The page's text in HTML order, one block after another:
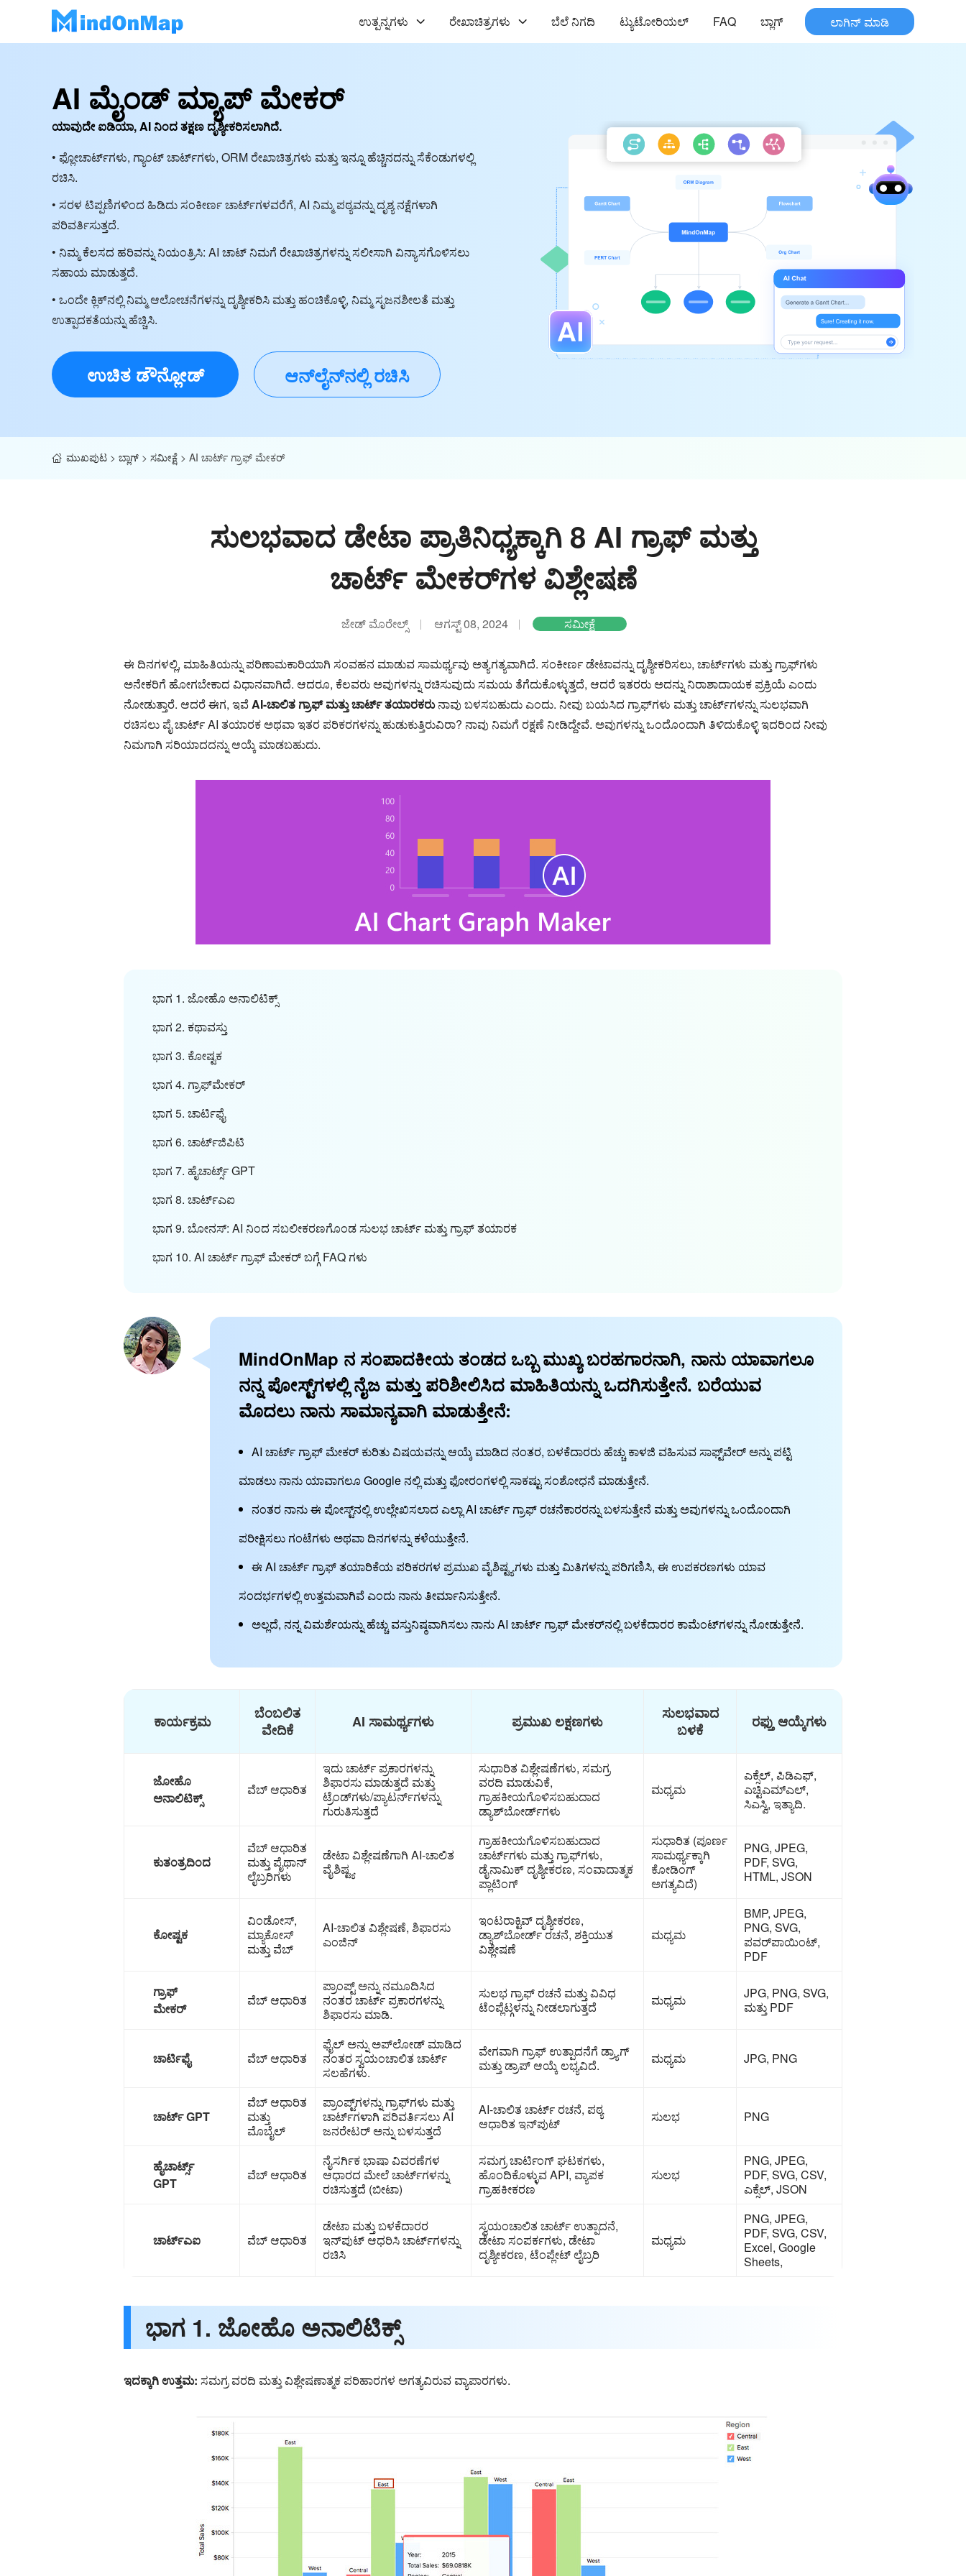
ಉತ್ಪನ್ನಗಳು ರೇಖಾಚಿತ್ರಗಳು ಬೆಲೆ ನಿಗದಿ ಟ್ಯುಟೋರಿಯಲ್ FAQ ಬ್ಲಾಗ್ ಲಾಗಿನ್ ಮಾಡಿ
AI ಮೈಂಡ್ ಮ್ಯಾಪ್ ಮೇಕರ್
ಯಾವುದೇ ಐಡಿಯಾ, AI ನಿಂದ ತಕ್ಷಣ ದೃಶ್ಯೀಕರಿಸಲಾಗಿದೆ.
• ಫ್ಲೋಚಾರ್ಟ್‌ಗಳು, ಗ್ಯಾಂಟ್ ಚಾರ್ಟ್‌ಗಳು, ORM ರೇಖಾಚಿತ್ರಗಳು ಮತ್ತು ಇನ್ನೂ ಹೆಚ್ಚಿನದನ್ನು ಸೆಕೆಂಡುಗಳಲ್ಲಿ
ರಚಿಸಿ.
• ಸರಳ ಟಿಪ್ಪಣಿಗಳಿಂದ ಹಿಡಿದು ಸಂಕೀರ್ಣ ಚಾರ್ಟ್‌ಗಳವರೆಗೆ, AI ನಿಮ್ಮ ಪಠ್ಯವನ್ನು ದೃಶ್ಯ ನಕ್ಷೆಗಳಾಗಿ
ಪರಿವರ್ತಿಸುತ್ತದೆ.
• ನಿಮ್ಮ ಕೆಲಸದ ಹರಿವನ್ನು ನಿಯಂತ್ರಿಸಿ: AI ಚಾಟ್ ನಿಮಗೆ ರೇಖಾಚಿತ್ರಗಳನ್ನು ಸಲೀಸಾಗಿ ವಿನ್ಯಾಸಗೊಳಿಸಲು
ಸಹಾಯ ಮಾಡುತ್ತದೆ.
• ಒಂದೇ ಕ್ಲಿಕ್‌ನಲ್ಲಿ ನಿಮ್ಮ ಆಲೋಚನೆಗಳನ್ನು ದೃಶ್ಯೀಕರಿಸಿ ಮತ್ತು ಹಂಚಿಕೊಳ್ಳಿ, ನಿಮ್ಮ ಸೃಜನಶೀಲತೆ ಮತ್ತು
ಉತ್ಪಾದಕತೆಯನ್ನು ಹೆಚ್ಚಿಸಿ.
ಉಚಿತ ಡೌನ್ಲೋಡ್ ಆನ್‌ಲೈನ್‌ನಲ್ಲಿ ರಚಿಸಿ
ಮುಖಪುಟ > ಬ್ಲಾಗ್ > ಸಮೀಕ್ಷೆ > AI ಚಾರ್ಟ್ ಗ್ರಾಫ್ ಮೇಕರ್
ಸುಲಭವಾದ ಡೇಟಾ ಪ್ರಾತಿನಿಧ್ಯಕ್ಕಾಗಿ 8 AI ಗ್ರಾಫ್ ಮತ್ತು
ಚಾರ್ಟ್ ಮೇಕರ್‌ಗಳ ವಿಶ್ಲೇಷಣೆ
ಜೇಡ್ ಮೊರೇಲ್ಸ್ ಆಗಸ್ಟ್ 08, 2024 ಸಮೀಕ್ಷೆ
ಈ ದಿನಗಳಲ್ಲಿ, ಮಾಹಿತಿಯನ್ನು ಪರಿಣಾಮಕಾರಿಯಾಗಿ ಸಂವಹನ ಮಾಡುವ ಸಾಮರ್ಥ್ಯವು ಅತ್ಯಗತ್ಯವಾಗಿದೆ. ಸಂಕೀರ್ಣ ಡೇಟಾವನ್ನು ದೃಶ್ಯೀಕರಿಸಲು, ಚಾರ್ಟ್‌ಗಳು ಮತ್ತು ಗ್ರಾಫ್‌ಗಳು
ಅನೇಕರಿಗೆ ಹೋಗಬೇಕಾದ ವಿಧಾನವಾಗಿದೆ. ಆದರೂ, ಕೆಲವರು ಅವುಗಳನ್ನು ರಚಿಸುವುದು ಸಮಯ ತೆಗೆದುಕೊಳ್ಳುತ್ತದೆ, ಆದರೆ ಇತರರು ಅದನ್ನು ನಿರಾಶಾದಾಯಕ ಪ್ರಕ್ರಿಯೆ ಎಂದು
ನೋಡುತ್ತಾರೆ. ಆದರೆ ಈಗ, ಇವೆAI-ಚಾಲಿತ ಗ್ರಾಫ್ ಮತ್ತು ಚಾರ್ಟ್ ತಯಾರಕರುನಾವು ಬಳಸಬಹುದು ಎಂದು. ನೀವು ಬಯಸಿದ ಗ್ರಾಫ್‌ಗಳು ಮತ್ತು ಚಾರ್ಟ್‌ಗಳನ್ನು ಸುಲಭವಾಗಿ
ರಚಿಸಲು ಪೈ ಚಾರ್ಟ್ AI ತಯಾರಕ ಅಥವಾ ಇತರ ಪರಿಕರಗಳನ್ನು ಹುಡುಕುತ್ತಿರುವಿರಾ? ನಾವು ನಿಮಗೆ ರಕ್ಷಣೆ ನೀಡಿದ್ದೇವೆ. ಅವುಗಳನ್ನು ಒಂದೊಂದಾಗಿ ತಿಳಿದುಕೊಳ್ಳಿ ಇದರಿಂದ ನೀವು
ನಿಮಗಾಗಿ ಸರಿಯಾದದನ್ನು ಆಯ್ಕೆ ಮಾಡಬಹುದು.
ಭಾಗ 1. ಜೋಹೊ ಅನಾಲಿಟಿಕ್ಸ್
ಭಾಗ 2. ಕಥಾವಸ್ತು
ಭಾಗ 3. ಕೋಷ್ಟಕ
ಭಾಗ 4. ಗ್ರಾಫ್‌ಮೇಕರ್
ಭಾಗ 5. ಚಾರ್ಟಿಫೈ
ಭಾಗ 6. ಚಾರ್ಟ್‌ಜಿಪಿಟಿ
ಭಾಗ 7. ಹೈಚಾರ್ಟ್ಸ್ GPT
ಭಾಗ 8. ಚಾರ್ಟ್ಎಐ
ಭಾಗ 9. ಬೋನಸ್: AI ನಿಂದ ಸಬಲೀಕರಣಗೊಂಡ ಸುಲಭ ಚಾರ್ಟ್ ಮತ್ತು ಗ್ರಾಫ್ ತಯಾರಕ
ಭಾಗ 10. AI ಚಾರ್ಟ್ ಗ್ರಾಫ್ ಮೇಕರ್ ಬಗ್ಗೆ FAQ ಗಳು
MindOnMap ನ ಸಂಪಾದಕೀಯ ತಂಡದ ಒಬ್ಬ ಮುಖ್ಯ ಬರಹಗಾರನಾಗಿ, ನಾನು ಯಾವಾಗಲೂ
ನನ್ನ ಪೋಸ್ಟ್‌ಗಳಲ್ಲಿ ನೈಜ ಮತ್ತು ಪರಿಶೀಲಿಸಿದ ಮಾಹಿತಿಯನ್ನು ಒದಗಿಸುತ್ತೇನೆ. ಬರೆಯುವ
ಮೊದಲು ನಾನು ಸಾಮಾನ್ಯವಾಗಿ ಮಾಡುತ್ತೇನೆ:
AI ಚಾರ್ಟ್ ಗ್ರಾಫ್ ಮೇಕರ್ ಕುರಿತು ವಿಷಯವನ್ನು ಆಯ್ಕೆ ಮಾಡಿದ ನಂತರ, ಬಳಕೆದಾರರು ಹೆಚ್ಚು ಕಾಳಜಿ ವಹಿಸುವ ಸಾಫ್ಟ್‌ವೇರ್ ಅನ್ನು ಪಟ್ಟಿ
ಮಾಡಲು ನಾನು ಯಾವಾಗಲೂ Google ನಲ್ಲಿ ಮತ್ತು ಫೋರಂಗಳಲ್ಲಿ ಸಾಕಷ್ಟು ಸಂಶೋಧನೆ ಮಾಡುತ್ತೇನೆ.
ನಂತರ ನಾನು ಈ ಪೋಸ್ಟ್‌ನಲ್ಲಿ ಉಲ್ಲೇಖಿಸಲಾದ ಎಲ್ಲಾ AI ಚಾರ್ಟ್ ಗ್ರಾಫ್ ರಚನೆಕಾರರನ್ನು ಬಳಸುತ್ತೇನೆ ಮತ್ತು ಅವುಗಳನ್ನು ಒಂದೊಂದಾಗಿ
ಪರೀಕ್ಷಿಸಲು ಗಂಟೆಗಳು ಅಥವಾ ದಿನಗಳನ್ನು ಕಳೆಯುತ್ತೇನೆ.
ಈ AI ಚಾರ್ಟ್ ಗ್ರಾಫ್ ತಯಾರಿಕೆಯ ಪರಿಕರಗಳ ಪ್ರಮುಖ ವೈಶಿಷ್ಟ್ಯಗಳು ಮತ್ತು ಮಿತಿಗಳನ್ನು ಪರಿಗಣಿಸಿ, ಈ ಉಪಕರಣಗಳು ಯಾವ
ಸಂದರ್ಭಗಳಲ್ಲಿ ಉತ್ತಮವಾಗಿವೆ ಎಂದು ನಾನು ತೀರ್ಮಾನಿಸುತ್ತೇನೆ.
ಅಲ್ಲದೆ, ನನ್ನ ವಿಮರ್ಶೆಯನ್ನು ಹೆಚ್ಚು ವಸ್ತುನಿಷ್ಠವಾಗಿಸಲು ನಾನು AI ಚಾರ್ಟ್ ಗ್ರಾಫ್ ಮೇಕರ್‌ನಲ್ಲಿ ಬಳಕೆದಾರರ ಕಾಮೆಂಟ್‌ಗಳನ್ನು ನೋಡುತ್ತೇನೆ.
ಕಾರ್ಯಕ್ರಮ
ಬೆಂಬಲಿತ
ವೇದಿಕೆ
AI ಸಾಮರ್ಥ್ಯಗಳು ಪ್ರಮುಖ ಲಕ್ಷಣಗಳು
ಸುಲಭವಾದ
ಬಳಕೆ
ರಫ್ತು ಆಯ್ಕೆಗಳು
ಜೋಹೊ
ಅನಾಲಿಟಿಕ್ಸ್
ವೆಬ್ ಆಧಾರಿತ
ಇದು ಚಾರ್ಟ್ ಪ್ರಕಾರಗಳನ್ನು
ಶಿಫಾರಸು ಮಾಡುತ್ತದೆ ಮತ್ತು
ಟ್ರೆಂಡ್‌ಗಳು/ಪ್ಯಾಟರ್ನ್‌ಗಳನ್ನು
ಗುರುತಿಸುತ್ತದೆ
ಸುಧಾರಿತ ವಿಶ್ಲೇಷಣೆಗಳು, ಸಮಗ್ರ
ವರದಿ ಮಾಡುವಿಕೆ,
ಗ್ರಾಹಕೀಯಗೊಳಿಸಬಹುದಾದ
ಡ್ಯಾಶ್‌ಬೋರ್ಡ್‌ಗಳು
ಮಧ್ಯಮ
ಎಕ್ಸೆಲ್, ಪಿಡಿಎಫ್,
ಎಚ್ಟಿಎಮ್ಎಲ್,
ಸಿಎಸ್ವಿ, ಇತ್ಯಾದಿ.
ಕುತಂತ್ರದಿಂದ
ವೆಬ್ ಆಧಾರಿತ
ಮತ್ತು ಪೈಥಾನ್
ಲೈಬ್ರರಿಗಳು
ಡೇಟಾ ವಿಶ್ಲೇಷಣೆಗಾಗಿ AI-ಚಾಲಿತ
ವೈಶಿಷ್ಟ್ಯ
ಗ್ರಾಹಕೀಯಗೊಳಿಸಬಹುದಾದ
ಚಾರ್ಟ್‌ಗಳು ಮತ್ತು ಗ್ರಾಫ್‌ಗಳು,
ಡೈನಾಮಿಕ್ ದೃಶ್ಯೀಕರಣ, ಸಂವಾದಾತ್ಮಕ
ಪ್ಲಾಟಿಂಗ್
ಸುಧಾರಿತ (ಪೂರ್ಣ
ಸಾಮರ್ಥ್ಯಕ್ಕಾಗಿ
ಕೋಡಿಂಗ್
ಅಗತ್ಯವಿದೆ)
PNG, JPEG,
PDF, SVG,
HTML, JSON
ಕೋಷ್ಟಕ
ವಿಂಡೋಸ್,
ಮ್ಯಾಕೋಸ್
ಮತ್ತು ವೆಬ್
AI-ಚಾಲಿತ ವಿಶ್ಲೇಷಣೆ, ಶಿಫಾರಸು
ಎಂಜಿನ್
ಇಂಟರಾಕ್ಟಿವ್ ದೃಶ್ಯೀಕರಣ,
ಡ್ಯಾಶ್‌ಬೋರ್ಡ್ ರಚನೆ, ಶಕ್ತಿಯುತ
ವಿಶ್ಲೇಷಣೆ
ಮಧ್ಯಮ
BMP, JPEG,
PNG, SVG,
ಪವರ್‌ಪಾಯಿಂಟ್,
PDF
ಗ್ರಾಫ್
ಮೇಕರ್
ವೆಬ್ ಆಧಾರಿತ
ಪ್ರಾಂಪ್ಟ್ ಅನ್ನು ನಮೂದಿಸಿದ
ನಂತರ ಚಾರ್ಟ್ ಪ್ರಕಾರಗಳನ್ನು
ಶಿಫಾರಸು ಮಾಡಿ.
ಸುಲಭ ಗ್ರಾಫ್ ರಚನೆ ಮತ್ತು ವಿವಿಧ
ಟೆಂಪ್ಲೆಟ್ಗಳನ್ನು ನೀಡಲಾಗುತ್ತದೆ
ಮಧ್ಯಮ
JPG, PNG, SVG,
ಮತ್ತು PDF
ಚಾರ್ಟಿಫೈ ವೆಬ್ ಆಧಾರಿತ
ಫೈಲ್ ಅನ್ನು ಅಪ್‌ಲೋಡ್ ಮಾಡಿದ
ನಂತರ ಸ್ವಯಂಚಾಲಿತ ಚಾರ್ಟ್
ಸಲಹೆಗಳು.
ವೇಗವಾಗಿ ಗ್ರಾಫ್ ಉತ್ಪಾದನೆಗೆ ಡ್ರ್ಯಾಗ್
ಮತ್ತು ಡ್ರಾಪ್ ಆಯ್ಕೆ ಲಭ್ಯವಿದೆ.
ಮಧ್ಯಮ JPG, PNG
ಚಾರ್ಟ್ GPT
ವೆಬ್ ಆಧಾರಿತ
ಮತ್ತು
ಮೊಬೈಲ್
ಪ್ರಾಂಪ್ಟ್‌ಗಳನ್ನು ಗ್ರಾಫ್‌ಗಳು ಮತ್ತು
ಚಾರ್ಟ್‌ಗಳಾಗಿ ಪರಿವರ್ತಿಸಲು AI
ಜನರೇಟರ್ ಅನ್ನು ಬಳಸುತ್ತದೆ
AI-ಚಾಲಿತ ಚಾರ್ಟ್ ರಚನೆ, ಪಠ್ಯ
ಆಧಾರಿತ ಇನ್‌ಪುಟ್
ಸುಲಭ PNG
ಹೈಚಾರ್ಟ್ಸ್
GPT
ವೆಬ್ ಆಧಾರಿತ
ನೈಸರ್ಗಿಕ ಭಾಷಾ ವಿವರಣೆಗಳ
ಆಧಾರದ ಮೇಲೆ ಚಾರ್ಟ್‌ಗಳನ್ನು
ರಚಿಸುತ್ತದೆ (ಬೀಟಾ)
ಸಮಗ್ರ ಚಾರ್ಟಿಂಗ್ ಘಟಕಗಳು,
ಹೊಂದಿಕೊಳ್ಳುವ API, ವ್ಯಾಪಕ
ಗ್ರಾಹಕೀಕರಣ
ಸುಲಭ
PNG, JPEG,
PDF, SVG, CSV,
ಎಕ್ಸೆಲ್, JSON
ಚಾರ್ಟ್ಎಐ ವೆಬ್ ಆಧಾರಿತ
ಡೇಟಾ ಮತ್ತು ಬಳಕೆದಾರರ
ಇನ್‌ಪುಟ್ ಆಧರಿಸಿ ಚಾರ್ಟ್‌ಗಳನ್ನು
ರಚಿಸಿ
ಸ್ವಯಂಚಾಲಿತ ಚಾರ್ಟ್ ಉತ್ಪಾದನೆ,
ಡೇಟಾ ಸಂಪರ್ಕಗಳು, ಡೇಟಾ
ದೃಶ್ಯೀಕರಣ, ಟೆಂಪ್ಲೇಟ್ ಲೈಬ್ರರಿ
ಮಧ್ಯಮ
PNG, JPEG,
PDF, SVG, CSV,
Excel, Google
Sheets,
ಭಾಗ 1. ಜೋಹೊ ಅನಾಲಿಟಿಕ್ಸ್
ಇದಕ್ಕಾಗಿ ಉತ್ತಮ: ಸಮಗ್ರ ವರದಿ ಮತ್ತು ವಿಶ್ಲೇಷಣಾತ್ಮಕ ಪರಿಹಾರಗಳ ಅಗತ್ಯವಿರುವ ವ್ಯಾಪಾರಗಳು.